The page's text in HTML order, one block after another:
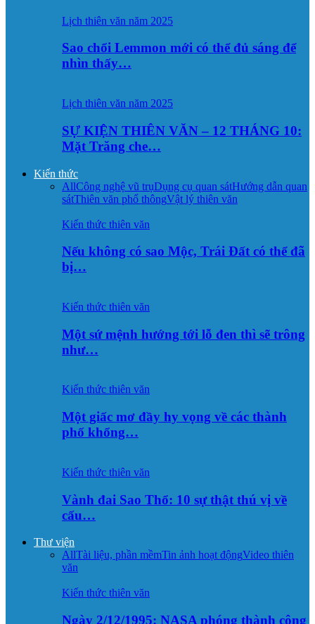
Lịch thiên văn năm 2025
Sao chổi Lemmon mới có thể đủ sáng để
nhìn thấy…
Lịch thiên văn năm 2025
SỰ KIỆN THIÊN VĂN – 12 THÁNG 10:
Mặt Trăng che…
Kiến thức
AllCông nghệ vũ trụDụng cụ quan sátHướng dẫn quan
sátThiên văn phổ thôngVật lý thiên văn
Kiến thức thiên văn
Nếu không có sao Mộc, Trái Đất có thể đã
bị…
Kiến thức thiên văn
Một sứ mệnh hướng tới lỗ đen thì sẽ trông
như…
Kiến thức thiên văn
Một giấc mơ đầy hy vọng về các thành
phố khổng…
Kiến thức thiên văn
Vành đai Sao Thổ: 10 sự thật thú vị về
cấu…
Thư viện
AllTài liệu, phần mềmTin ảnh hoạt độngVideo thiên
văn
Kiến thức thiên văn
Ngày 2/12/1995: NASA phóng thành công